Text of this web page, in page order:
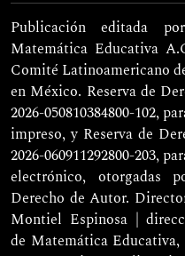
Publicación editada
Matemática Educativa
Comité Latinoamericano
en México. Reserva de
2026-050810384800-102,
impreso, y Reserva de
2026-060911292800-203,
electrónico, otorgadas
Derecho de Autor.
Montiel Espinosa |
de Matemática